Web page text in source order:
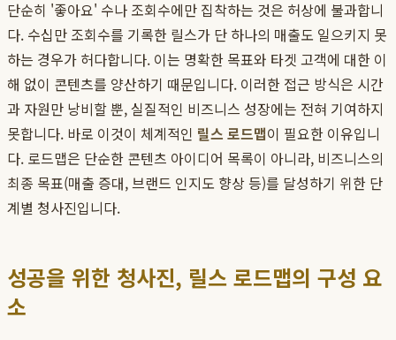
단순히 '좋아요' 수나 조회수에만 집착하는 것은 허상에 불과합니
다. 수십만 조회수를 기록한 릴스가 단 하나의 매출도 일으키지 못
하는 경우가 허다합니다. 이는 명확한 목표와 타겟 고객에 대한 이
해 없이 콘텐츠를 양산하기 때문입니다. 이러한 접근 방식은 시간
과 자원만 낭비할 뿐, 실질적인 비즈니스 성장에는 전혀 기여하지
못합니다. 바로 이것이 체계적인 릴스 로드맵이 필요한 이유입니
다. 로드맵은 단순한 콘텐츠 아이디어 목록이 아니라, 비즈니스의
최종 목표(매출 증대, 브랜드 인지도 향상 등)를 달성하기 위한 단
계별 청사진입니다.
성공을 위한 청사진, 릴스 로드맵의 구성 요
소